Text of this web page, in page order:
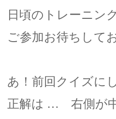
日頃のトレーニン
ご参加お待ちして
あ！前回クイズ
正解は … 右側が